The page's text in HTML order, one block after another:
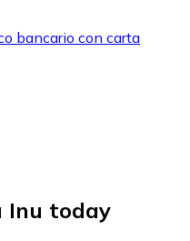
bancario con carta
today